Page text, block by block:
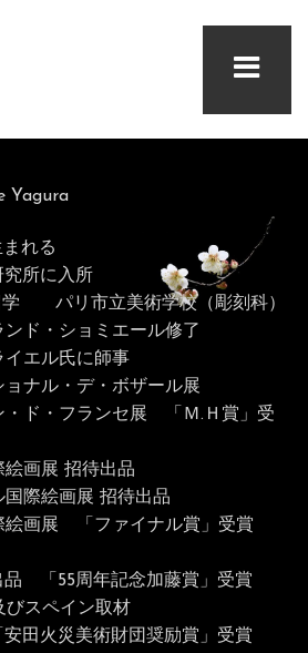
Yagura
れる
所に入所
パリ市立美術学校（彫刻科）
ド・ショミエール修了
ル氏に師事
・デ・ボザール展
フランセ展 「Ｍ.Ｈ賞」受
展 招待出品
画展 招待出品
「ファイナル賞」受賞
「55周年記念加藤賞」受賞
スペイン取材
火災美術財団奨励賞」受賞